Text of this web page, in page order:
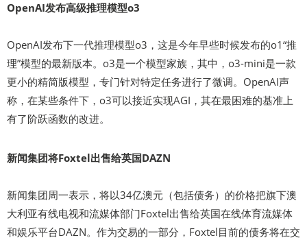
OpenAI发布高级推理模型o3
OpenAI发布下一代推理模型o3，这是今年早些时候发布的o1“推
理”模型的最新版本。o3是一个模型家族，其中，o3-mini是一款
更小的精简版模型，专门针对特定任务进行了微调。OpenAI声
称，在某些条件下，o3可以接近实现AGI，其在最困难的基准上
有了阶跃函数的改进。
新闻集团将Foxtel出售给英国DAZN
新闻集团周一表示，将以34亿澳元（包括债务）的价格把旗下澳
大利亚有线电视和流媒体部门Foxtel出售给英国在线体育流媒体
和娱乐平台DAZN。作为交易的一部分，Foxtel目前的债务将在交